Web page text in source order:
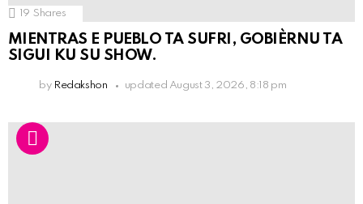
19 Shares
MIENTRAS E PUEBLO TA SUFRI, GOBIÈRNU TA
SIGUI KU SU SHOW.
by Redakshon updated August 3, 2026, 8:18 pm